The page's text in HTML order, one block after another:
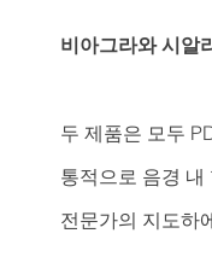
비아그라와 시알
두 제품은 모두
통적으로 음경
전문가의 지도하